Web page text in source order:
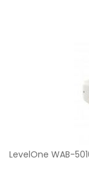
LevelOne WAB-